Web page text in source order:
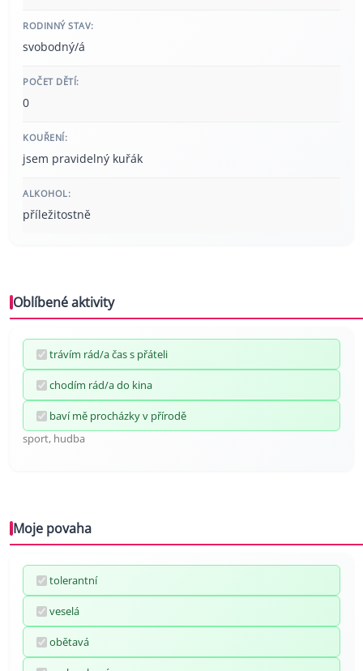
RODINNÝ STAV:
svobodný/á
POČET DĚTÍ:
0
KOUŘENÍ:
jsem pravidelný kuřák
ALKOHOL:
příležitostně
Oblíbené aktivity
trávím rád/a čas s přáteli
chodím rád/a do kina
baví mě procházky v přírodě
sport, hudba
Moje povaha
tolerantní
veselá
obětavá